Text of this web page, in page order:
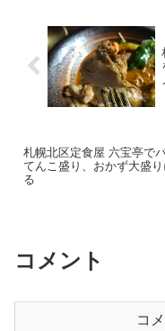
札幌北区定食屋 六宝亭で
てんこ盛り、おかず大盛
る
コメント
コ